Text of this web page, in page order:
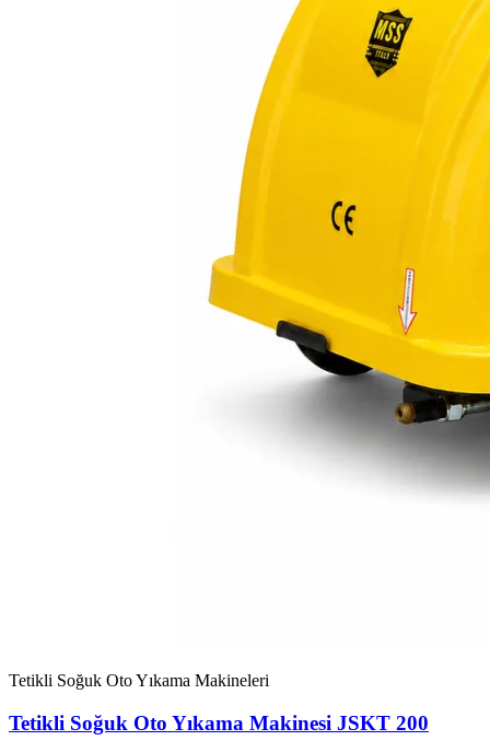
Tetikli Soğuk Oto Yıkama Makineleri
Tetikli Soğuk Oto Yıkama Makinesi JSKT 200